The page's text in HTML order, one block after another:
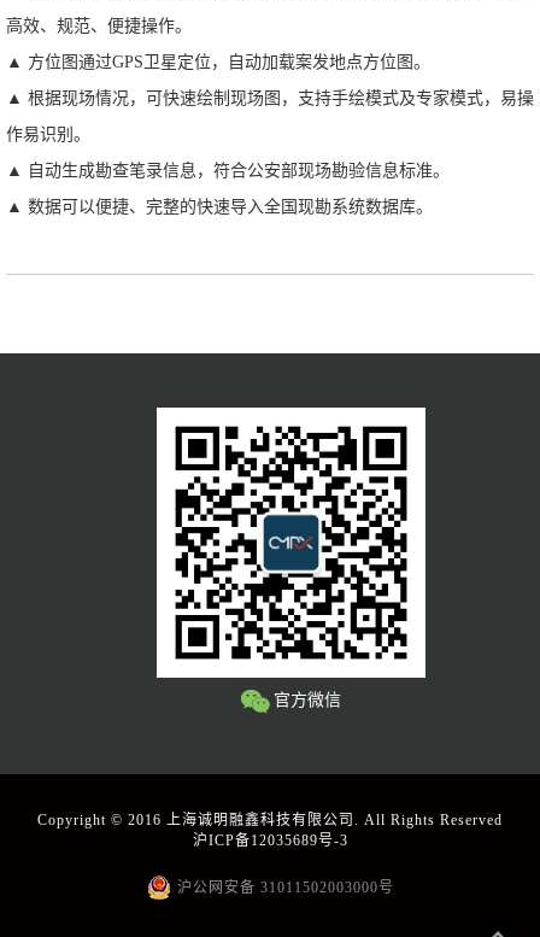
高效、规范、便捷操作。
▲ 方位图通过GPS卫星定位，自动加载案发地点方位图。
▲ 根据现场情况，可快速绘制现场图，支持手绘模式及专家模式，易操
作易识别。
▲ 自动生成勘查笔录信息，符合公安部现场勘验信息标准。
▲ 数据可以便捷、完整的快速导入全国现勘系统数据库。
官方微信
Copyright © 2016 上海诚明融鑫科技有限公司. All Rights Reserved
沪ICP备12035689号-3
沪公网安备 31011502003000号